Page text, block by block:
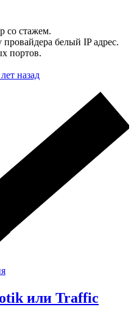
со стажем.
белый IP адрес.
портов.
назад
или Traffic